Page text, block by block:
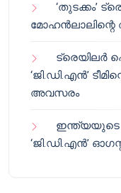
‘തുടക്കം’
മോഹൻലാലിന്റെ
ട്രെയിലർ
‘ജി.ഡി.എൻ’
അവസരം
‘ജി.ഡി.എൻ’